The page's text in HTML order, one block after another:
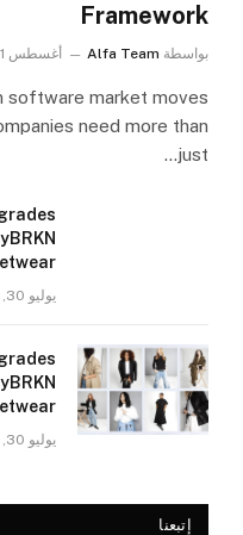
Framework
بواسطة Alfa Team أغسطس 1, 2026
software market moves
need more than
just…
يوليو 30, 2026
يوليو 30, 2026
إتبعنا